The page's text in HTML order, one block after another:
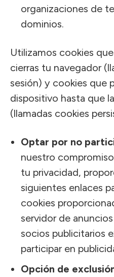
organizaciones de
dominios.
Utilizamos cookies
cierras tu navegador
sesión) y cookies que
dispositivo hasta que
(llamadas cookies
Optar por no
nuestro
tu privacidad,
siguientes enlaces
cookies
servidor de
socios publicitarios
participar en
Opción de